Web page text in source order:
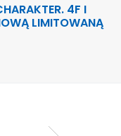
4F I
LIMITOWANĄ